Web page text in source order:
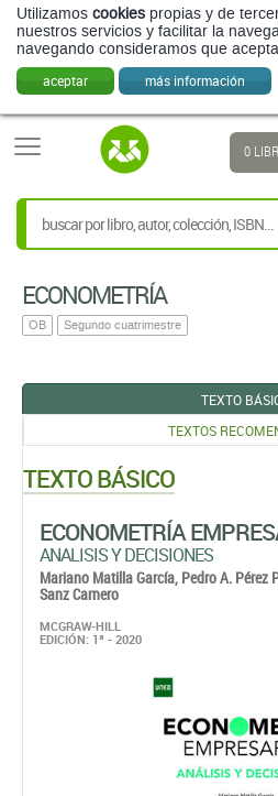
Utilizamos cookies propias y de
nuestros servicios y facilitar la
navegando consideramos que
aceptar más información
0
ECONOMETRÍA
OB Segundo cuatrimestre
TEXTO
TEXTOS
TEXTO BÁSICO
ECONOMETRÍA
ANALISIS Y DECISIONES
Mariano Matilla García, Pedro A. Pérez
Sanz Carnero
MCGRAW-HILL
EDICIÓN: 1ª - 2020